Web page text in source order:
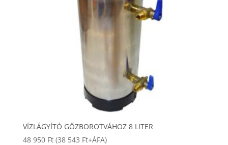
VÍZLÁGYÍTÓ GŐZBOROTVÁHOZ 8 LITER
48 950 Ft (38 543 Ft+ÁFA)